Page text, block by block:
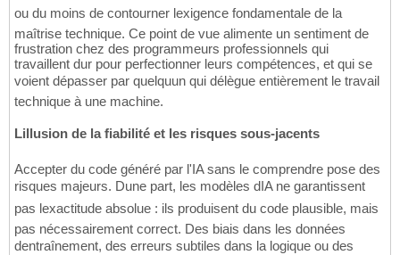
ou du moins de contourner lexigence fondamentale de la
maîtrise technique. Ce point de vue alimente un sentiment de
frustration chez des programmeurs professionnels qui
travaillent dur pour perfectionner leurs compétences, et qui se
voient dépasser par quelquun qui délègue entièrement le travail
technique à une machine.
Lillusion de la fiabilité et les risques sous-jacents
Accepter du code généré par l'IA sans le comprendre pose des
risques majeurs. Dune part, les modèles dIA ne garantissent
pas lexactitude absolue : ils produisent du code plausible, mais
pas nécessairement correct. Des biais dans les données
dentraînement, des erreurs subtiles dans la logique ou des